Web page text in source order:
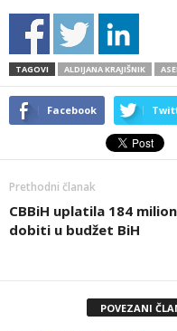
TAGOVI ALDIJANA KRAJIŠNIK
Facebook
Prethodni članak
CBBiH uplatila 184
dobiti u budžet BiH
POVEZANI